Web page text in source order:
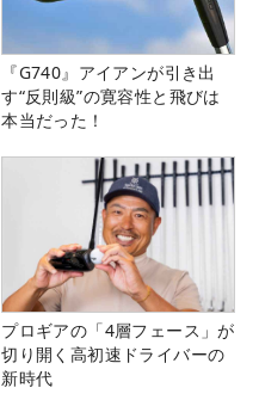
『G740』アイアンが引き出
す“反則級”の寛容性と飛びは
本当だった！
プロギアの「4層フェース」が
切り開く高初速ドライバーの
新時代